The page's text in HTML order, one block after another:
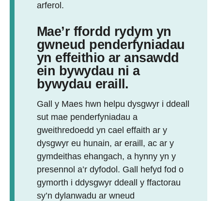
arferol.
Mae’r ffordd rydym yn
gwneud penderfyniadau
yn effeithio ar ansawdd
ein bywydau ni a
bywydau eraill.
Gall y Maes hwn helpu dysgwyr i ddeall
sut mae penderfyniadau a
gweithredoedd yn cael effaith ar y
dysgwyr eu hunain, ar eraill, ac ar y
gymdeithas ehangach, a hynny yn y
presennol a’r dyfodol. Gall hefyd fod o
gymorth i ddysgwyr ddeall y ffactorau
sy’n dylanwadu ar wneud